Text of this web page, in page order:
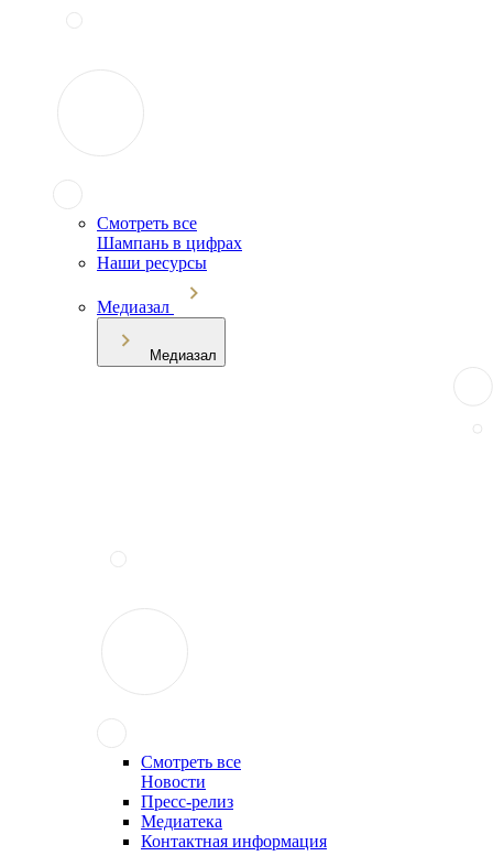
Смотреть все
Шампань в цифрах
Наши ресурсы
Медиазал
Медиазал
Смотреть все
Новости
Пресс-релиз
Медиатека
Контактная информация